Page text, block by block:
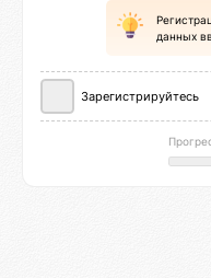
данных
Зарегистрируйтесь